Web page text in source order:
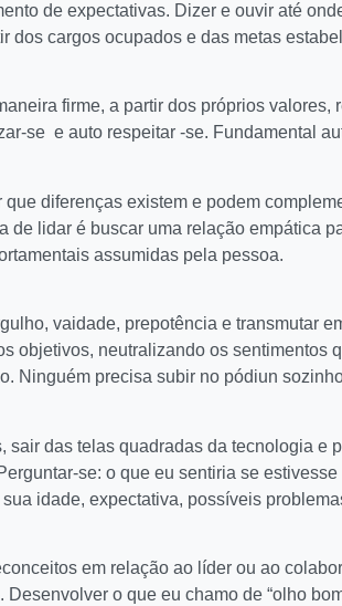
de expectativas. Dizer e ouvir até
dos cargos ocupados e das metas
firme, a partir dos próprios
se e auto respeitar -se. Fundamental
diferenças existem e podem
de lidar é buscar uma relação empática
assumidas pela pessoa.
vaidade, prepotência e transmutar
objetivos, neutralizando os sentimentos
Ninguém precisa subir no pódiun
sair das telas quadradas da tecnologia e
se: o que eu sentiria se
idade, expectativa, possíveis
em relação ao líder ou ao
o que eu chamo de “olho